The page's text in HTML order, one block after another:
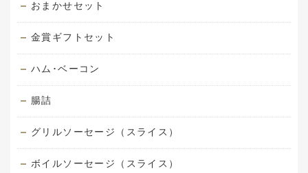
おまかせセット
金賞ギフトセット
ハム･ベーコン
腸詰
グリルソーセージ（スライス）
ボイルソーセージ（スライス）